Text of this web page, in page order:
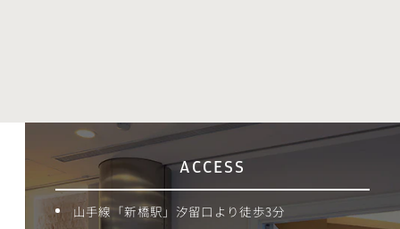
ACCESS
山手線「新橋駅」汐留口より徒歩3分